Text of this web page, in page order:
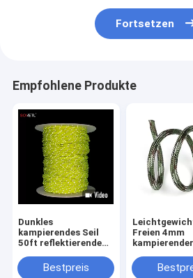
Fortsetzen
Empfohlene Produkte
Dunkles
kampierendes Seil
50ft reflektierende
Guy Lines Glow In
Thes
Bestpreis
Freien 4mm
Plane